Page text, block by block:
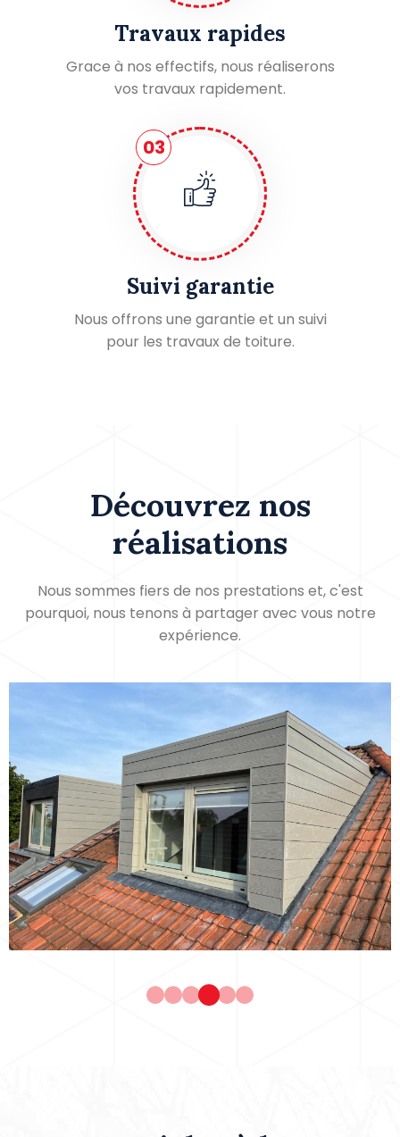
Travaux rapides
Grace à nos effectifs, nous réaliserons
vos travaux rapidement.
03
Suivi garantie
Nous offrons une garantie et un suivi
pour les travaux de toiture.
Découvrez nos
réalisations
Nous sommes fiers de nos prestations et, c'est
pourquoi, nous tenons à partager avec vous notre
expérience.
Toiture